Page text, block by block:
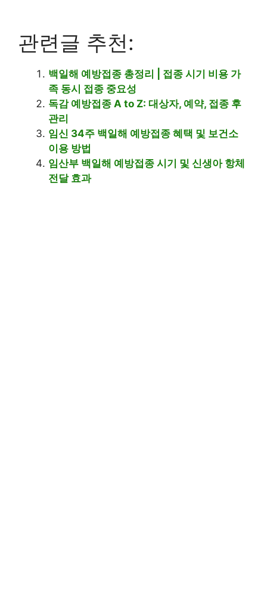
관련글 추천:
백일해 예방접종 총정리 | 접종 시기 비용 가
족 동시 접종 중요성
독감 예방접종 A to Z: 대상자, 예약, 접종 후
관리
임신 34주 백일해 예방접종 혜택 및 보건소
이용 방법
임산부 백일해 예방접종 시기 및 신생아 항체
전달 효과